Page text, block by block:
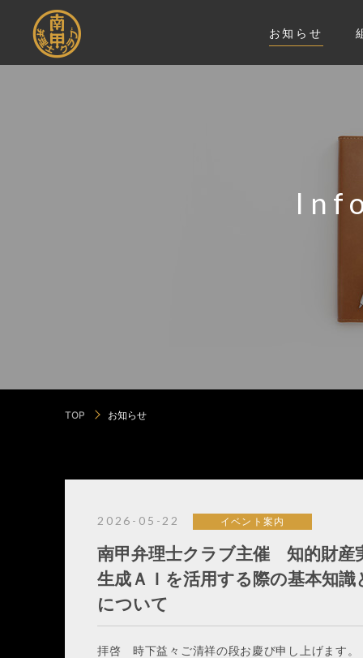
お知らせ
TOP お知らせ
2026-05-22 イベント案内
南甲弁理士クラブ主催 知的財産
生成ＡＩを活用する際の基本知識
について
拝啓 時下益々ご清祥の段お慶び申し上げます